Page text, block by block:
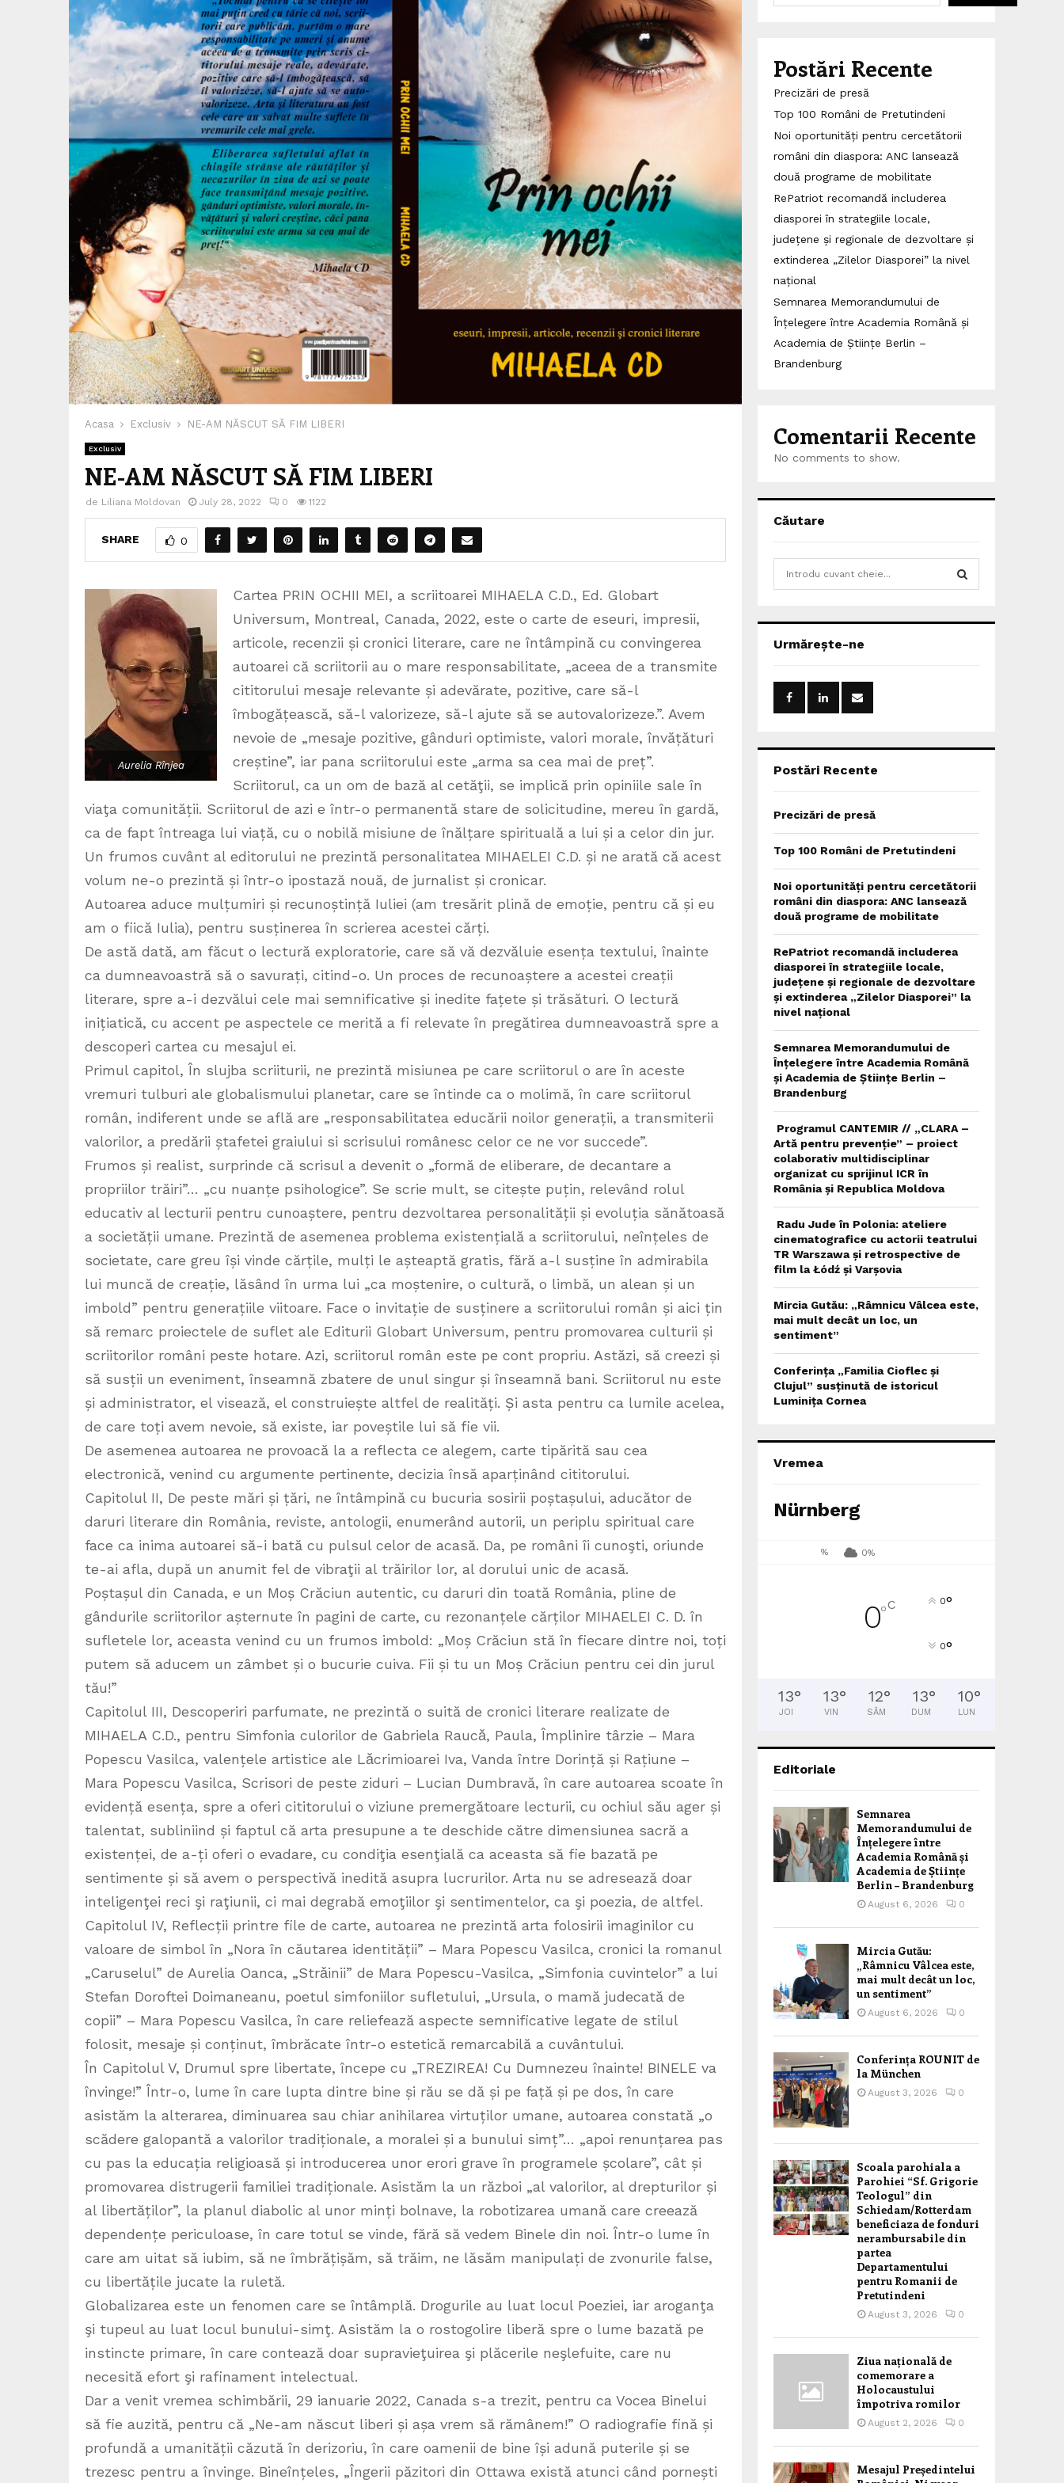
Acasa Exclusiv NE-AM NĂSCUT SĂ FIM LIBERI
Exclusiv
NE-AM NĂSCUT SĂ FIM LIBERI
de Liliana Moldovan July 28, 2022 0 1122
SHARE 0
Aurelia Rînjea
Cartea PRIN OCHII MEI, a scriitoarei MIHAELA C.D., Ed. Globart
Universum, Montreal, Canada, 2022, este o carte de eseuri, impresii,
articole, recenzii și cronici literare, care ne întâmpină cu convingerea
autoarei că scriitorii au o mare responsabilitate, „aceea de a transmite
cititorului mesaje relevante și adevărate, pozitive, care să-l
îmbogățească, să-l valorizeze, să-l ajute să se autovalorizeze.”. Avem
nevoie de „mesaje pozitive, gânduri optimiste, valori morale, învățături
creștine”, iar pana scriitorului este „arma sa cea mai de preț”.
Scriitorul, ca un om de bază al cetăţii, se implică prin opiniile sale în
viaţa comunității. Scriitorul de azi e într-o permanentă stare de solicitudine, mereu în gardă,
ca de fapt întreaga lui viață, cu o nobilă misiune de înălțare spirituală a lui și a celor din jur.
Un frumos cuvânt al editorului ne prezintă personalitatea MIHAELEI C.D. și ne arată că acest
volum ne-o prezintă și într-o ipostază nouă, de jurnalist și cronicar.
Autoarea aduce mulțumiri și recunoștință Iuliei (am tresărit plină de emoție, pentru că și eu
am o fiică Iulia), pentru susținerea în scrierea acestei cărți.
De astă dată, am făcut o lectură exploratorie, care să vă dezvăluie esența textului, înainte
ca dumneavoastră să o savurați, citind-o. Un proces de recunoaștere a acestei creații
literare, spre a-i dezvălui cele mai semnificative și inedite fațete și trăsături. O lectură
inițiatică, cu accent pe aspectele ce merită a fi relevate în pregătirea dumneavoastră spre a
descoperi cartea cu mesajul ei.
Primul capitol, În slujba scriiturii, ne prezintă misiunea pe care scriitorul o are în aceste
vremuri tulburi ale globalismului planetar, care se întinde ca o molimă, în care scriitorul
român, indiferent unde se află are „responsabilitatea educării noilor generații, a transmiterii
valorilor, a predării ștafetei graiului si scrisului românesc celor ce ne vor succede”.
Frumos și realist, surprinde că scrisul a devenit o „formă de eliberare, de decantare a
propriilor trăiri”… „cu nuanțe psihologice”. Se scrie mult, se citește puțin, relevând rolul
educativ al lecturii pentru cunoaștere, pentru dezvoltarea personalității și evoluția sănătoasă
a societății umane. Prezintă de asemenea problema existențială a scriitorului, neînțeles de
societate, care greu își vinde cărțile, mulți le așteaptă gratis, fără a-l susține în admirabila
lui muncă de creație, lăsând în urma lui „ca moștenire, o cultură, o limbă, un alean și un
imbold” pentru generațiile viitoare. Face o invitație de susținere a scriitorului român și aici țin
să remarc proiectele de suflet ale Editurii Globart Universum, pentru promovarea culturii și
scriitorilor români peste hotare. Azi, scriitorul român este pe cont propriu. Astăzi, să creezi și
să susții un eveniment, înseamnă zbatere de unul singur și înseamnă bani. Scriitorul nu este
și administrator, el visează, el construiește altfel de realități. Și asta pentru ca lumile acelea,
de care toți avem nevoie, să existe, iar poveștile lui să fie vii.
De asemenea autoarea ne provoacă la a reflecta ce alegem, carte tipărită sau cea
electronică, venind cu argumente pertinente, decizia însă aparținând cititorului.
Capitolul II, De peste mări și țări, ne întâmpină cu bucuria sosirii poștașului, aducător de
daruri literare din România, reviste, antologii, enumerând autorii, un periplu spiritual care
face ca inima autoarei să-i bată cu pulsul celor de acasă. Da, pe români îi cunoşti, oriunde
te-ai afla, după un anumit fel de vibraţii al trăirilor lor, al dorului unic de acasă.
Poștașul din Canada, e un Moș Crăciun autentic, cu daruri din toată România, pline de
gândurile scriitorilor așternute în pagini de carte, cu rezonanțele cărților MIHAELEI C. D. în
sufletele lor, aceasta venind cu un frumos imbold: „Moș Crăciun stă în fiecare dintre noi, toți
putem să aducem un zâmbet și o bucurie cuiva. Fii și tu un Moș Crăciun pentru cei din jurul
tău!”
Capitolul III, Descoperiri parfumate, ne prezintă o suită de cronici literare realizate de
MIHAELA C.D., pentru Simfonia culorilor de Gabriela Raucǎ, Paula, Împlinire târzie – Mara
Popescu Vasilca, valențele artistice ale Lǎcrimioarei Iva, Vanda între Dorință și Rațiune –
Mara Popescu Vasilca, Scrisori de peste ziduri – Lucian Dumbravă, în care autoarea scoate în
evidență esența, spre a oferi cititorului o viziune premergătoare lecturii, cu ochiul său ager și
talentat, subliniind și faptul că arta presupune a te deschide către dimensiunea sacră a
existenței, de a-ți oferi o evadare, cu condiţia esenţială ca aceasta să fie bazată pe
sentimente și să avem o perspectivă inedită asupra lucrurilor. Arta nu se adresează doar
inteligenţei reci şi raţiunii, ci mai degrabă emoţiilor şi sentimentelor, ca şi poezia, de altfel.
Capitolul IV, Reflecții printre file de carte, autoarea ne prezintă arta folosirii imaginilor cu
valoare de simbol în „Nora în căutarea identității” – Mara Popescu Vasilca, cronici la romanul
„Caruselul” de Aurelia Oanca, „Strǎinii” de Mara Popescu-Vasilca, „Simfonia cuvintelor” a lui
Stefan Doroftei Doimaneanu, poetul simfoniilor sufletului, „Ursula, o mamă judecată de
copii” – Mara Popescu Vasilca, în care reliefează aspecte semnificative legate de stilul
folosit, mesaje și conținut, îmbrăcate într-o estetică remarcabilă a cuvântului.
În Capitolul V, Drumul spre libertate, începe cu „TREZIREA! Cu Dumnezeu înainte! BINELE va
învinge!” Într-o, lume în care lupta dintre bine și rău se dă și pe față și pe dos, în care
asistăm la alterarea, diminuarea sau chiar anihilarea virtuților umane, autoarea constată „o
scădere galopantă a valorilor tradiționale, a moralei și a bunului simț”… „apoi renunțarea pas
cu pas la educația religioasă și introducerea unor erori grave în programele școlare”, cât și
promovarea distrugerii familiei tradiționale. Asistăm la un război „al valorilor, al drepturilor și
al libertăților”, la planul diabolic al unor minți bolnave, la robotizarea umană care creează
dependențe periculoase, în care totul se vinde, fără să vedem Binele din noi. Într-o lume în
care am uitat să iubim, să ne îmbrățișăm, să trăim, ne lăsăm manipulați de zvonurile false,
cu libertățile jucate la ruletă.
Globalizarea este un fenomen care se întâmplă. Drogurile au luat locul Poeziei, iar aroganţa
şi tupeul au luat locul bunului-simţ. Asistăm la o rostogolire liberă spre o lume bazată pe
instincte primare, în care contează doar supravieţuirea şi plăcerile neşlefuite, care nu
necesită efort şi rafinament intelectual.
Dar a venit vremea schimbării, 29 ianuarie 2022, Canada s-a trezit, pentru ca Vocea Binelui
să fie auzită, pentru că „Ne-am născut liberi și așa vrem să rămânem!” O radiografie fină și
profundă a umanității căzută în derizoriu, în care oamenii de bine își adună puterile și se
trezesc pentru a învinge. Bineînțeles, „Îngerii păzitori din Ottawa există atunci când pornești
Postări Recente
Precizări de presă
Top 100 Români de Pretutindeni
Noi oportunități pentru cercetătorii
români din diaspora: ANC lansează
două programe de mobilitate
RePatriot recomandă includerea
diasporei în strategiile locale,
județene și regionale de dezvoltare și
extinderea „Zilelor Diasporei” la nivel
național
Semnarea Memorandumului de
Înțelegere între Academia Română și
Academia de Științe Berlin –
Brandenburg
Comentarii Recente
No comments to show.
Căutare
h
o
:
Urmărește-ne
Postări Recente
Precizări de presă
Top 100 Români de Pretutindeni
Noi oportunități pentru cercetătorii
români din diaspora: ANC lansează
două programe de mobilitate
RePatriot recomandă includerea
diasporei în strategiile locale,
județene și regionale de dezvoltare
și extinderea „Zilelor Diasporei” la
nivel național
Semnarea Memorandumului de
Înțelegere între Academia Română
și Academia de Științe Berlin –
Brandenburg
Programul CANTEMIR // „CLARA –
Artă pentru prevenție” – proiect
colaborativ multidisciplinar
organizat cu sprijinul ICR în
România și Republica Moldova
Radu Jude în Polonia: ateliere
cinematografice cu actorii teatrului
TR Warszawa și retrospective de
film la Łódź și Varșovia
Mircia Gutău: „Râmnicu Vâlcea este,
mai mult decât un loc, un
sentiment”
Conferința „Familia Cioflec și
Clujul” susținută de istoricul
Luminița Cornea
Vremea
Nürnberg
% 0%
0°C 0°
0°
13°
JOI
13°
VIN
12°
SÂM
13°
DUM
10°
LUN
Editoriale
Semnarea
Memorandumului de
Înțelegere între
Academia Română și
Academia de Științe
Berlin – Brandenburg
August 6, 2026 0
Mircia Gutău:
„Râmnicu Vâlcea este,
mai mult decât un loc,
un sentiment”
August 6, 2026 0
Conferința ROUNIT de
la München
August 3, 2026 0
Scoala parohiala a
Parohiei “Sf. Grigorie
Teologul” din
Schiedam/Rotterdam
beneficiaza de fonduri
nerambursabile din
partea
Departamentului
pentru Romanii de
Pretutindeni
August 3, 2026 0
Ziua națională de
comemorare a
Holocaustului
împotriva romilor
August 2, 2026 0
Mesajul Președintelui